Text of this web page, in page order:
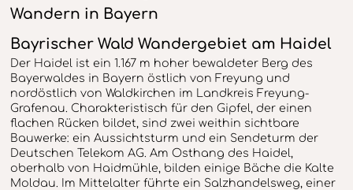
Wandern in Bayern
Bayrischer Wald Wandergebiet am Haidel
Der Haidel ist ein 1.167 m hoher bewaldeter Berg des
Bayerwaldes in Bayern östlich von Freyung und
nordöstlich von Waldkirchen im Landkreis Freyung-
Grafenau. Charakteristisch für den Gipfel, der einen
flachen Rücken bildet, sind zwei weithin sichtbare
Bauwerke: ein Aussichtsturm und ein Sendeturm der
Deutschen Telekom AG. Am Osthang des Haidel,
oberhalb von Haidmühle, bilden einige Bäche die Kalte
Moldau. Im Mittelalter führte ein Salzhandelsweg, einer